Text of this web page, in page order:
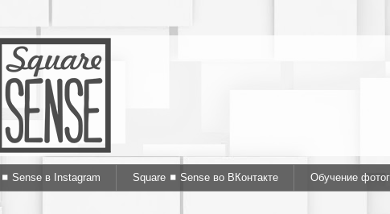
Sense в Instagram Square ◼ Sense во ВКонтакте Обучение